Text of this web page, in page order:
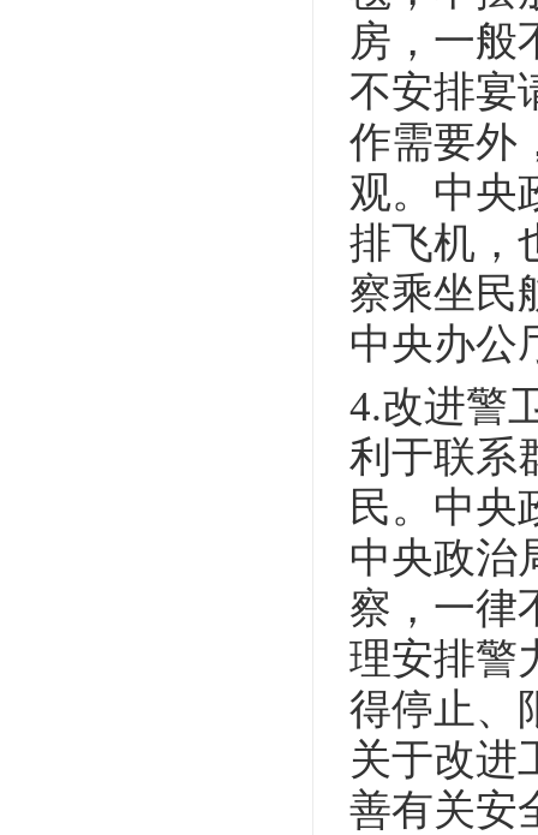
房，一般
不安排宴
作需要外
观。中央
排飞机，
察乘坐民
中央办公
4.改进警
利于联系
民。中央
中央政治
察，一律
理安排警
得停止、
关于改进
善有关安